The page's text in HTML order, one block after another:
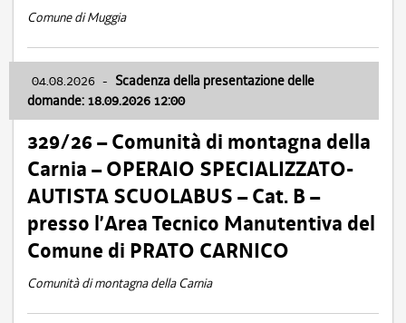
Comune di Muggia
04.08.2026 - Scadenza della presentazione delle
domande: 18.09.2026 12:00
329/26 – Comunità di montagna della
Carnia – OPERAIO SPECIALIZZATO-
AUTISTA SCUOLABUS – Cat. B –
presso l’Area Tecnico Manutentiva del
Comune di PRATO CARNICO
Comunità di montagna della Carnia